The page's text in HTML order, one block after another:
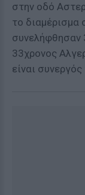
στην οδό
το διαμέρισμα
συνελήφθησαν
33χρονος
είναι